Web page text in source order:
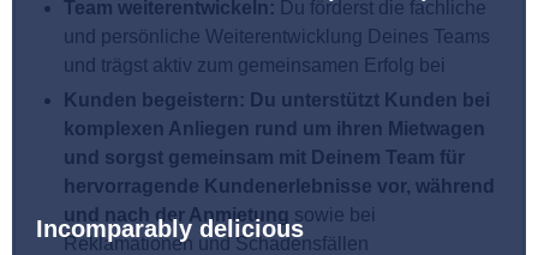
Incomparably delicious
Team weiterentwickeln: Du förderst die fachliche
und persönliche Weiterentwicklung Deines Teams
und trägst aktiv zum gemeinsamen Erfolg bei
Kunden begeistern: Du unterstützt Kunden bei
komplexen Anliegen rund um ihren Mietwagen
und sorgst gemeinsam mit Deinem Team für
hervorragende Kundenerlebnisse vor, während
und nach der Anmietung sowie bei
Reklamationen und Schadensfällen